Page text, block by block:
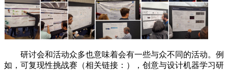
研讨会和活动众多也意味着会有一些与众不同的活动。例
如，可复现性挑战赛（相关链接：），创意与设计机器学习研